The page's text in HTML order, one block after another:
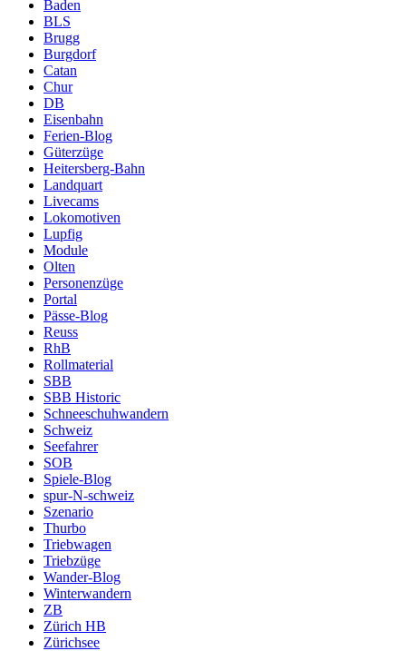
Baden
BLS
Brugg
Burgdorf
Catan
Chur
DB
Eisenbahn
Ferien-Blog
Güterzüge
Heitersberg-Bahn
Landquart
Livecams
Lokomotiven
Lupfig
Module
Olten
Personenzüge
Portal
Pässe-Blog
Reuss
RhB
Rollmaterial
SBB
SBB Historic
Schneeschuhwandern
Schweiz
Seefahrer
SOB
Spiele-Blog
spur-N-schweiz
Szenario
Thurbo
Triebwagen
Triebzüge
Wander-Blog
Winterwandern
ZB
Zürich HB
Zürichsee